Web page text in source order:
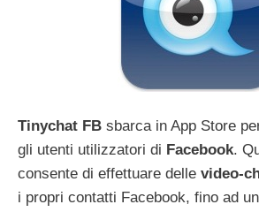
Tinychat FB sbarca in App Store
gli utenti utilizzatori di Facebook.
consente di effettuare delle video-
i propri contatti Facebook, fino ad